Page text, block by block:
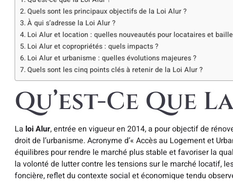
Quels sont les principaux objectifs de la Loi Alur ?
À qui s’adresse la Loi Alur ?
Loi Alur et location : quelles nouveautés pour locataires et
Loi Alur et copropriétés : quels impacts ?
Loi Alur et urbanisme : quelles évolutions majeures ?
Quels sont les cinq points clés à retenir de la Loi Alur ?
Qu’est-Ce Que
La loi Alur, entrée en vigueur en 2014, a pour objectif de
droit de l’urbanisme. Acronyme d’« Accès au Logement et
équilibres pour rendre le marché plus stable et favoriser la
la volonté de lutter contre les tensions sur le marché locatif,
foncière, reflet du contexte social et économique tendu